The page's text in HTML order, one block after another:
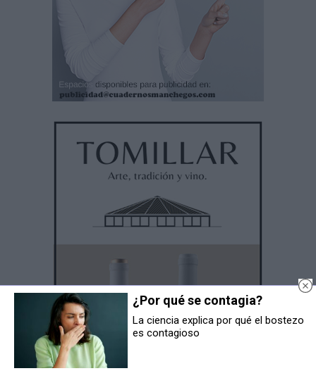
¿Por qué se contagia?
La ciencia explica por qué el bostezo
es contagioso